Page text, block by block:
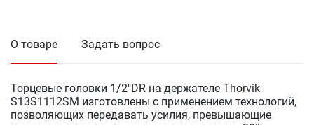
О товаре Задать вопрос
Торцевые головки 1/2"DR на держателе Thorvik
S13S1112SM изготовлены с применением технологий,
позволяющих передавать усилия, превышающие